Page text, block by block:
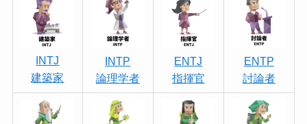
INTJ
建築家
INTP
論理学者
ENTJ
指揮官
ENTP
討論者